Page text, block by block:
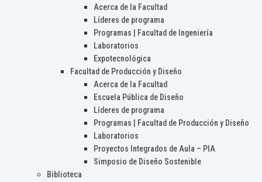
Acerca de la Facultad
Líderes de programa
Programas | Facultad de Ingeniería
Laboratorios
Expotecnológica
Facultad de Producción y Diseño
Acerca de la Facultad
Escuela Pública de Diseño
Líderes de programa
Programas | Facultad de Producción y Diseño
Laboratorios
Proyectos Integrados de Aula – PIA
Simposio de Diseño Sostenible
Biblioteca